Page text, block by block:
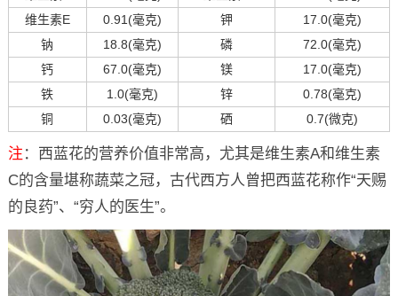
维生素E
0.91(毫克) 钾
17.0(毫克)
钠
18.8(毫克) 磷
72.0(毫克)
钙
67.0(毫克) 镁
17.0(毫克)
铁
1.0(毫克) 锌
0.78(毫克)
铜
0.03(毫克) 硒 0.7(微克)
注 ：西蓝花的营养价值非常高，尤其是维生素A和维生素
C的含量堪称蔬菜之冠，古代西方人曾把西蓝花称作“天赐
的良药”、“穷人的医生”。